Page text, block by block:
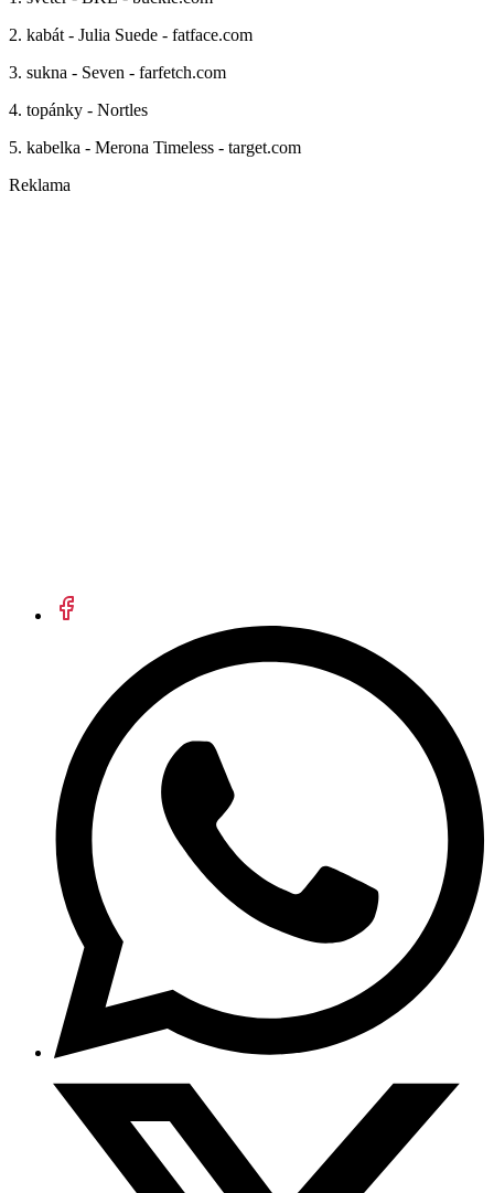
2. kabát - Julia Suede - fatface.com
3. sukna - Seven - farfetch.com
4. topánky - Nortles
5. kabelka - Merona Timeless - target.com
Reklama